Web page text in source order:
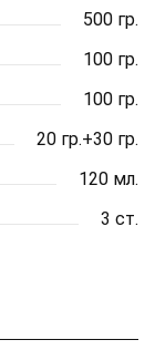
500 гр.
100 гр.
100 гр.
20 гр.+30 гр.
120 мл.
3 ст.